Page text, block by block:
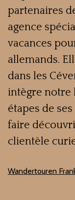
partenaires
agence
vacances
allemands.
dans les
intègre notre
étapes de
faire
clientèle
Wandertouren